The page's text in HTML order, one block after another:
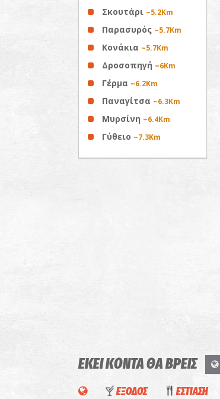
Σκουτάρι ~5.2Km
Παρασυρός ~5.7Km
Κονάκια ~5.7Km
Δροσοπηγή ~6Km
Γέρμα ~6.2Km
Παναγίτσα ~6.3Km
Μυρσίνη ~6.4Km
Γύθειο ~7.3Km
ΕΚΕΙ ΚΟΝΤΑ ΘΑ ΒΡΕΙΣ
ΕΞΟΔΟΣ ΕΣΤΙΑΣΗ